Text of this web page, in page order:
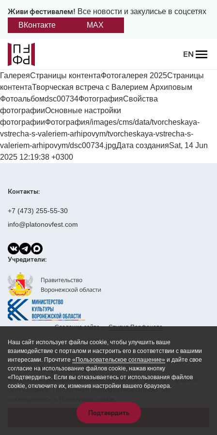
Живи фестивалем! Все новости и закулисье в соцсетях
ВКонтакте
MAX
EN
Назад
О фестивале
Платонов
Положение о фестивале
Учредители и партнеры
Платоновская премия
Отчеты и документы
ГалереяСтраницы контентаФотогалерея 2025Страницы
контентаТворческая встреча с Валерием Архиповым
Фотоальбомdsc00734ФотографияСвойства
фотографииОсновные настройки
фотографииФотография/images/cms/data/tvorcheskaya-
vstrecha-s-valeriem-arhipovym/tvorcheskaya-vstrecha-s-
valeriem-arhipovym/dsc00734.jpgДата созданияSat, 14 Jun
2025 12:19:38 +0300
Контакты:
+7 (473) 255-55-30
info@platonovfest.com
Учредители:
Создание сайта —Cтудия Парфенова
Наш сайт использует файлы cookie, чтобы улучшить ваше
взаимодействие с порталом и настроить его в соответствии с вашими
интересами. Прочтите «Пользовательское соглашение» и дайте свое
согласие на использование файлов cookie, нажав кнопку
«Подтвердить». Если вы отказываетесь от использования файлов
cookie, отключите их, изменив настройки вашего браузера.
Подтвердить
Мы используем cookie
Мы используем файлы cookie, чтобы сайт работал лучше и
был удобнее. Продолжая пользоваться сайтом, вы
Принять